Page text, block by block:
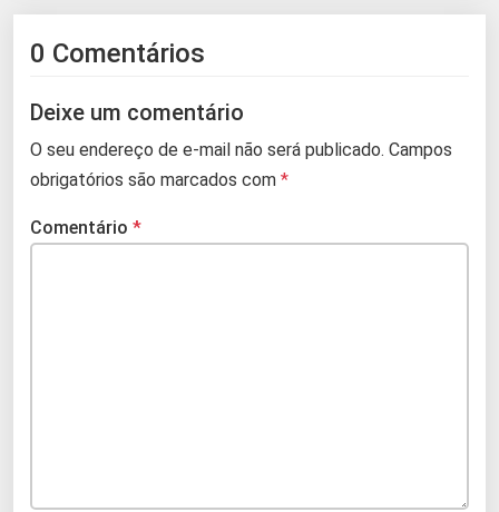
0 Comentários
Deixe um comentário
O seu endereço de e-mail não será publicado. Campos
obrigatórios são marcados com *
Comentário *